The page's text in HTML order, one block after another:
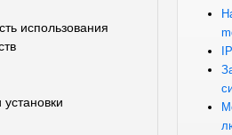
использования